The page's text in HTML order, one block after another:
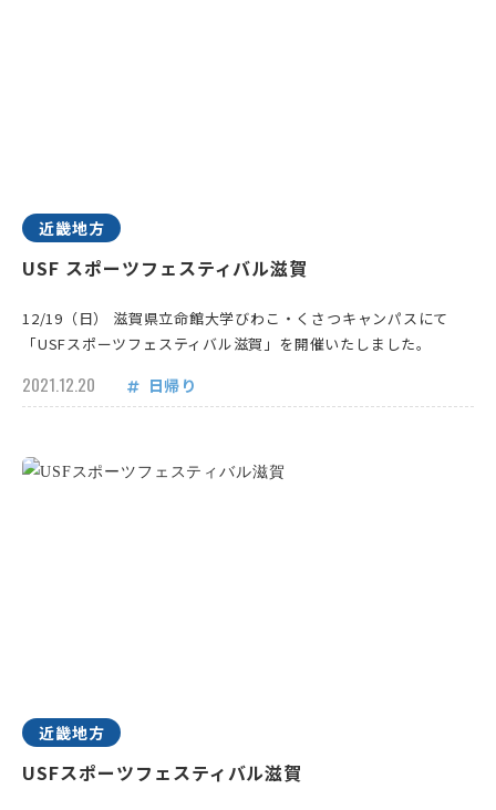
近畿地方
USF スポーツフェスティバル滋賀
12/19（日） 滋賀県立命館大学びわこ・くさつキャンパスにて
「USFスポーツフェスティバル滋賀」を開催いたしました。
2021.12.20 日帰り
近畿地方
USFスポーツフェスティバル滋賀